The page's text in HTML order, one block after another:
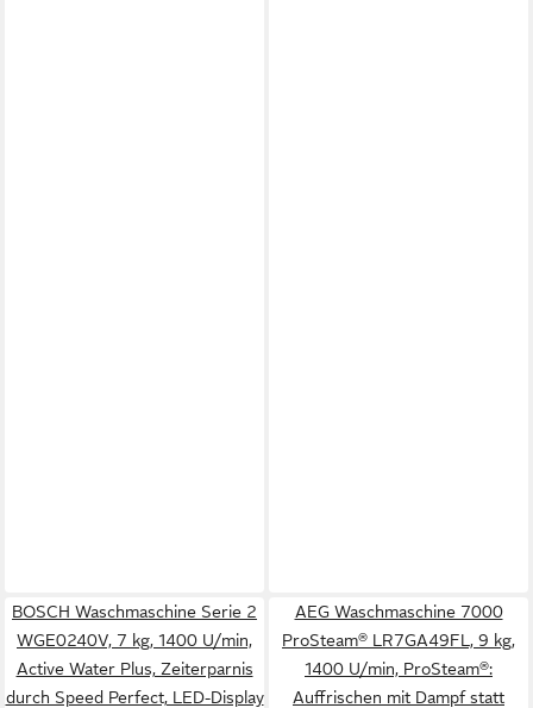
BOSCH Waschmaschine Serie 2
WGE0240V, 7 kg, 1400 U/min,
Active Water Plus, Zeiterparnis
durch Speed Perfect, LED-Display
AEG Waschmaschine 7000
ProSteam® LR7GA49FL, 9 kg,
1400 U/min, ProSteam®:
Auffrischen mit Dampf statt